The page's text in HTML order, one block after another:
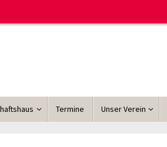
Termine Unser Verein